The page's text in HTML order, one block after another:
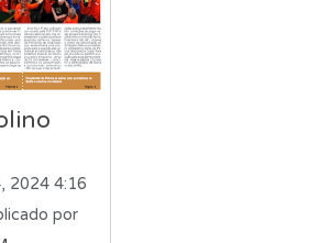
2024 4:16
por